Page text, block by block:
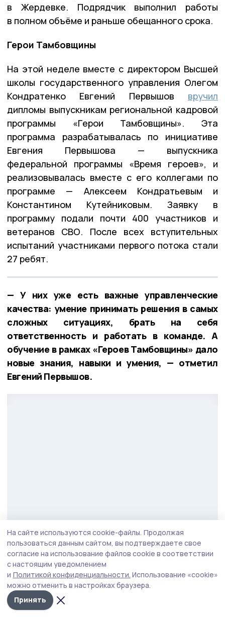
в Жердевке. Подрядчик выполнил работы
в полном объёме и раньше обещанного срока.
Герои Тамбовщины
На этой неделе вместе с директором Высшей
школы государственного управления Олегом
Кондратенко Евгений Первышов вручил
дипломы выпускникам региональной кадровой
программы «Герои Тамбовщины». Эта
программа разрабатывалась по инициативе
Евгения Первышова — выпускника
федеральной программы «Время героев», и
реализовывалась вместе с его коллегами по
программе — Алексеем Кондратьевым и
Константином Кутейниковым. Заявку в
программу подали почти 400 участников и
ветеранов СВО. После всех вступительных
испытаний участниками первого потока стали
27 ребят.
— У них уже есть важные управленческие
качества: умение принимать решения в самых
сложных ситуациях, брать на себя
ответственность и работать в команде. А
обучение в рамках «Героев Тамбовщины» дало
новые знания, навыки и умения, — отметил
Евгений Первышов.
Фото: Вадим Панов
По его словам выпускники программы готовы
продолжить служить Родине в новом качестве.
Уже сейчас 9 выпускников трудоустроены, 2
избраны депутатами. И назначения будут
На сайте используются cookie-файлы. Продолжая
пользоваться данным сайтом, вы подтверждаете свое
согласие на использование файлов cookie в соответствии
с настоящим уведомлением
и Политикой конфиденциальности. Использование «cookie»
можно отменить в настройках браузера.
Принять